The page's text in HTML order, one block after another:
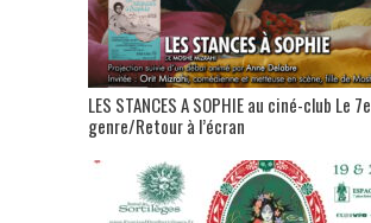
LES STANCES A SOPHIE au ciné-club Le 7e
genre/Retour à l’écran